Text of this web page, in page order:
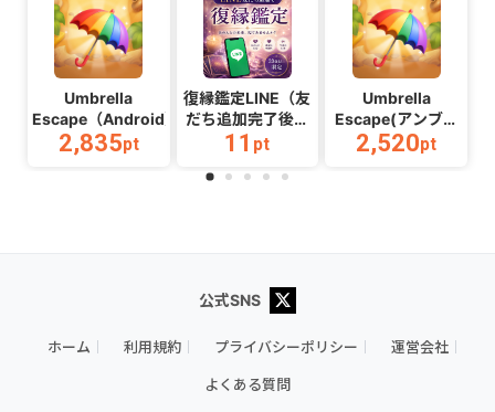
Umbrella
Escape（Android）
2,835pt
復縁鑑定LINE（友
だち追加完了後ア
ンケート回答）
11 pt
Umbrella
Escape(アンブレ
ラエスケープ)
（Android）
2,520pt
公式SNS
ホーム 利用規約 プライバシーポリシー 運営会社
よくある質問